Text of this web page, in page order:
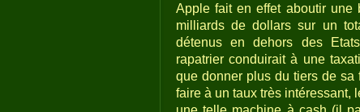
Apple fait en effet aboutir une
milliards de dollars sur un
détenus en dehors des
rapatrier conduirait à une
que donner plus du tiers de
faire à un taux très intéressant,